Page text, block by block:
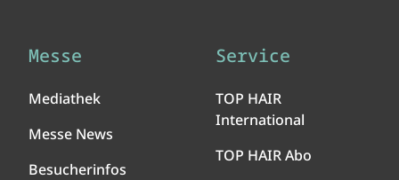
Messe
Mediathek
Messe News
Besucherinfos
Service
TOP HAIR
International
TOP HAIR Abo